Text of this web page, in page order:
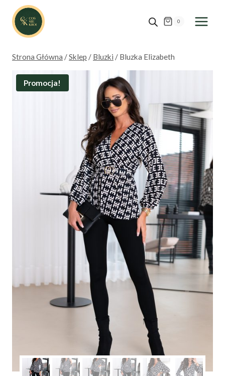
Przejdź
treści
0
Strona Główna /Sklep / Bluzki / Bluzka Elizabeth
Promocja!